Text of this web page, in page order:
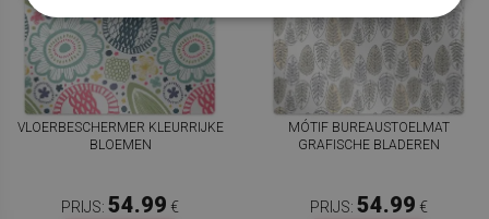
VLOERBESCHERMER KLEURRIJKE
BLOEMEN
PRIJS: 54.99 €
MÓTIF BUREAUSTOELMAT
GRAFISCHE BLADEREN
PRIJS: 54.99 €